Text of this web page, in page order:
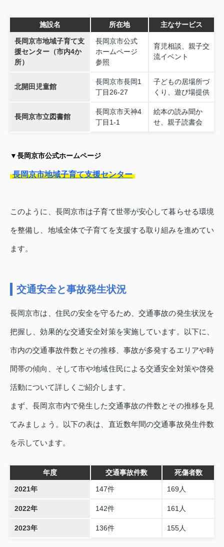
施設名 所在地 主なサービス
長岡京市地域子育て支
援センター（市内4か
所）
長岡京市公式
ホームページ
参照
育児相談、親子交
流イベント
北開田児童館
長岡京市長岡1
丁目26‑27
子どもの居場所づ
くり、遊び場提供
長岡京市立図書館
長岡京市天神4
丁目1‑1
絵本の読み聞か
せ、親子読書会
▼長岡京市公式ホームページ
長岡京市地域子育て支援センター
このように、長岡京市は子育て世帯が安心して暮らせる環境
を整備し、地域全体で子育てを支援する取り組みを進めてい
ます。
交通安全と事故発生状況
長岡京市は、住民の安全を守るため、交通事故の発生状況を
把握し、効果的な交通安全対策を実施しています。以下に、
市内の交通事故件数とその推移、事故が多発するエリアや時
間帯の傾向、そして市や地域住民による交通安全対策や啓発
活動について詳しくご紹介します。
まず、長岡京市内で発生した交通事故の件数とその推移を見
てみましょう。以下の表は、直近数年間の交通事故発生件数
を示しています。
年度 交通事故件数 死傷者数
2021年 147件 169人
2022年 142件 161人
2023年 136件 155人